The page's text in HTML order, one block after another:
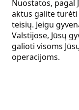
Nuostatos, pagal
aktus galite
teisių. Jeigu
Valstijose, Jūsų
galioti visoms
operacijoms.